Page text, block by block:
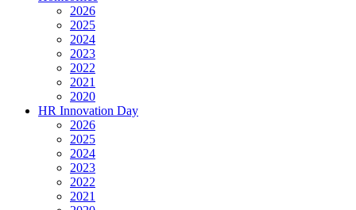
2026
2025
2024
2023
2022
2021
2020
HR Innovation Day
2026
2025
2024
2023
2022
2021